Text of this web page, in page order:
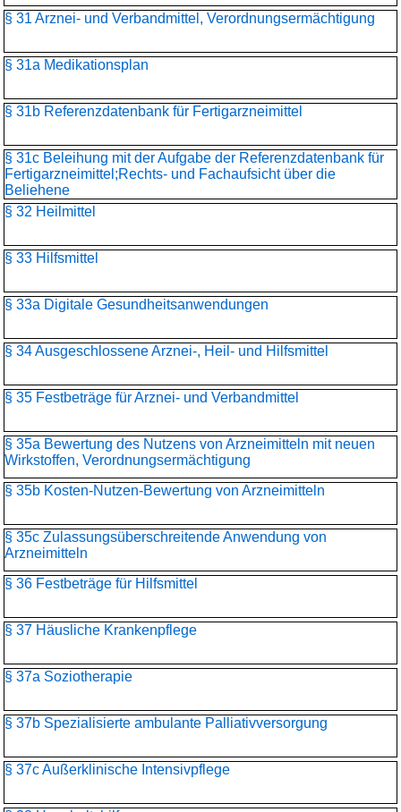
§ 31 Arznei- und Verbandmittel, Verordnungsermächtigung
§ 31a Medikationsplan
§ 31b Referenzdatenbank für Fertigarzneimittel
§ 31c Beleihung mit der Aufgabe der Referenzdatenbank für
Fertigarzneimittel;Rechts- und Fachaufsicht über die
Beliehene
§ 32 Heilmittel
§ 33 Hilfsmittel
§ 33a Digitale Gesundheitsanwendungen
§ 34 Ausgeschlossene Arznei-, Heil- und Hilfsmittel
§ 35 Festbeträge für Arznei- und Verbandmittel
§ 35a Bewertung des Nutzens von Arzneimitteln mit neuen
Wirkstoffen, Verordnungsermächtigung
§ 35b Kosten-Nutzen-Bewertung von Arzneimitteln
§ 35c Zulassungsüberschreitende Anwendung von
Arzneimitteln
§ 36 Festbeträge für Hilfsmittel
§ 37 Häusliche Krankenpflege
§ 37a Soziotherapie
§ 37b Spezialisierte ambulante Palliativversorgung
§ 37c Außerklinische Intensivpflege